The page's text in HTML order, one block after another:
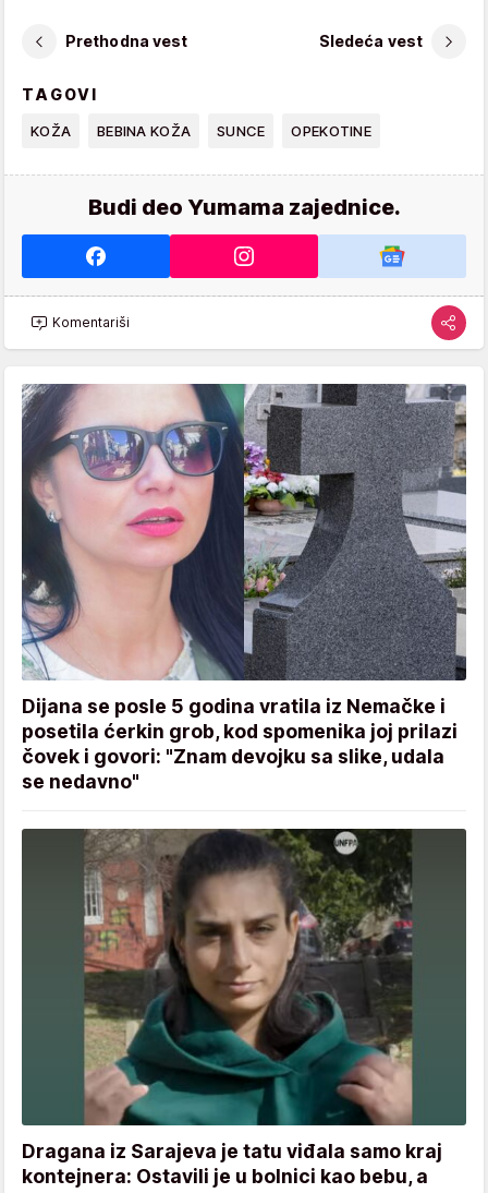
Prethodna vest Sledeća vest
TAGOVI
KOŽA BEBINA KOŽA SUNCE OPEKOTINE
Budi deo Yumama zajednice.
Komentariši
Dijana se posle 5 godina vratila iz Nemačke i
posetila ćerkin grob, kod spomenika joj prilazi
čovek i govori: "Znam devojku sa slike, udala
se nedavno"
Dragana iz Sarajeva je tatu viđala samo kraj
kontejnera: Ostavili je u bolnici kao bebu, a